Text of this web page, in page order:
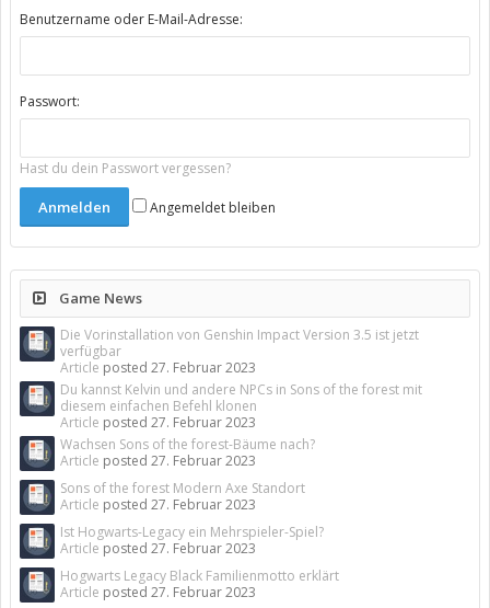
Benutzername oder E-Mail-Adresse:
Passwort:
Hast du dein Passwort vergessen?
Angemeldet bleiben
Game News
Die Vorinstallation von Genshin Impact Version 3.5 ist jetzt
verfügbar
Article posted 27. Februar 2023
Du kannst Kelvin und andere NPCs in Sons of the forest mit
diesem einfachen Befehl klonen
Article posted 27. Februar 2023
Wachsen Sons of the forest-Bäume nach?
Article posted 27. Februar 2023
Sons of the forest Modern Axe Standort
Article posted 27. Februar 2023
Ist Hogwarts-Legacy ein Mehrspieler-Spiel?
Article posted 27. Februar 2023
Hogwarts Legacy Black Familienmotto erklärt
Article posted 27. Februar 2023